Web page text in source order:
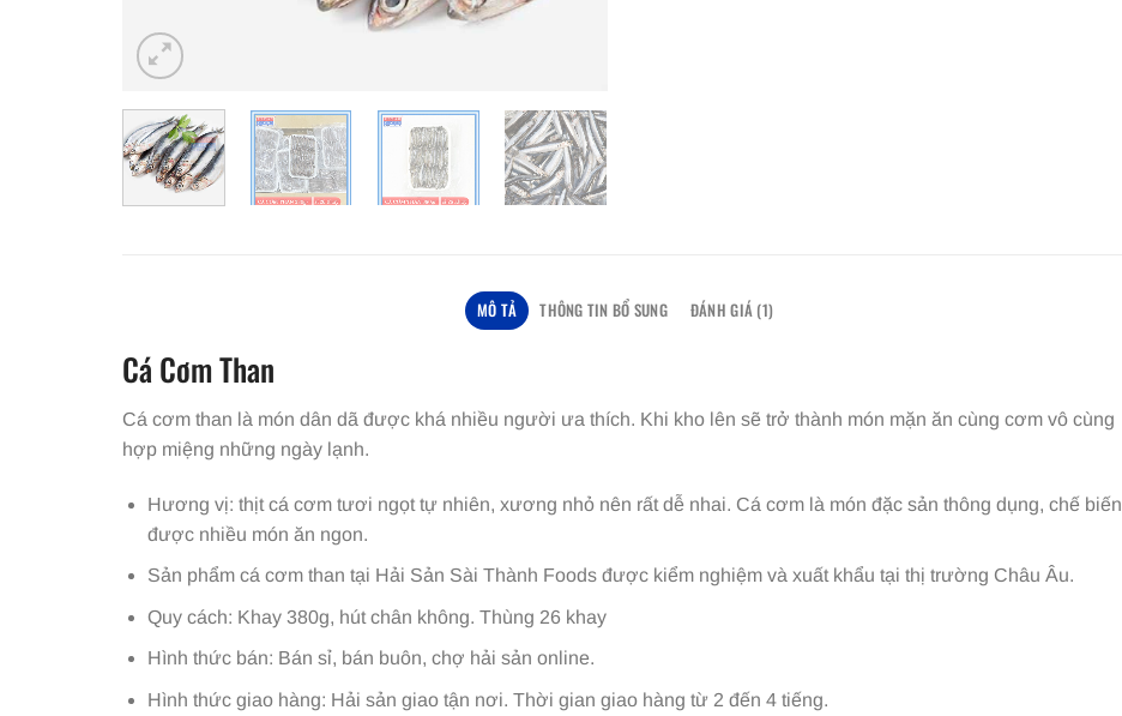
MÔ TẢ THÔNG TIN BỔ SUNG ĐÁNH GIÁ (1)
Cá Cơm Than
Cá cơm than là món dân dã được khá nhiều người ưa thích. Khi kho lên sẽ trở thành món mặn ăn cùng cơm vô cùng
hợp miệng những ngày lạnh.
Hương vị: thịt cá cơm tươi ngọt tự nhiên, xương nhỏ nên rất dễ nhai. Cá cơm là món đặc sản thông dụng, chế biến
được nhiều món ăn ngon.
Sản phẩm cá cơm than tại Hải Sản Sài Thành Foods được kiểm nghiệm và xuất khẩu tại thị trường Châu Âu.
Quy cách: Khay 380g, hút chân không. Thùng 26 khay
Hình thức bán: Bán sỉ, bán buôn, chợ hải sản online.
Hình thức giao hàng: Hải sản giao tận nơi. Thời gian giao hàng từ 2 đến 4 tiếng.